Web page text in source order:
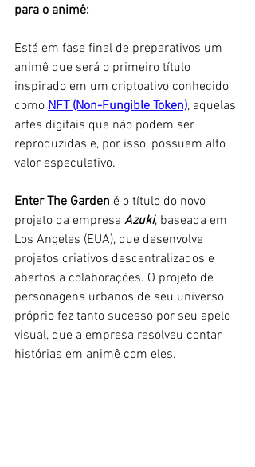
para o animê:
Está em fase final de preparativos um
animê que será o primeiro título
inspirado em um criptoativo conhecido
como NFT (Non-Fungible Token), aquelas
artes digitais que não podem ser
reproduzidas e, por isso, possuem alto
valor especulativo.
Enter The Garden é o título do novo
projeto da empresa Azuki, baseada em
Los Angeles (EUA), que desenvolve
projetos criativos descentralizados e
abertos a colaborações. O projeto de
personagens urbanos de seu universo
próprio fez tanto sucesso por seu apelo
visual, que a empresa resolveu contar
histórias em animê com eles.